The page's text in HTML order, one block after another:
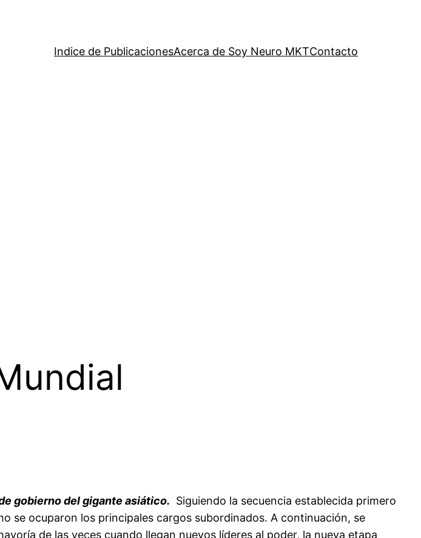
Indice de PublicacionesAcerca de Soy Neuro MKTContacto
gobierno del gigante asiático. Siguiendo la secuencia establecida primero
se ocuparon los principales cargos subordinados. A continuación, se
de las veces cuando llegan nuevos líderes al poder, la nueva etapa